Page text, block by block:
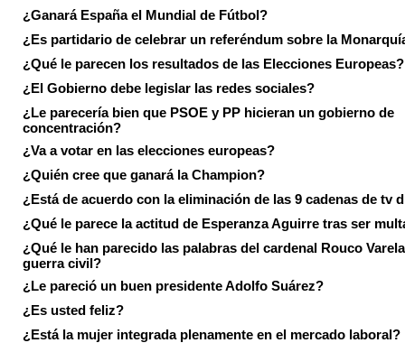
¿Ganará España el Mundial de Fútbol?
¿Es partidario de celebrar un referéndum sobre la
¿Qué le parecen los resultados de las Elecciones Europeas?
¿El Gobierno debe legislar las redes sociales?
¿Le parecería bien que PSOE y PP hicieran un gobierno de
concentración?
¿Va a votar en las elecciones europeas?
¿Quién cree que ganará la Champion?
¿Está de acuerdo con la eliminación de las 9 cadenas de tv
¿Qué le parece la actitud de Esperanza Aguirre tras ser
¿Qué le han parecido las palabras del cardenal Rouco
guerra civil?
¿Le pareció un buen presidente Adolfo Suárez?
¿Es usted feliz?
¿Está la mujer integrada plenamente en el mercado laboral?